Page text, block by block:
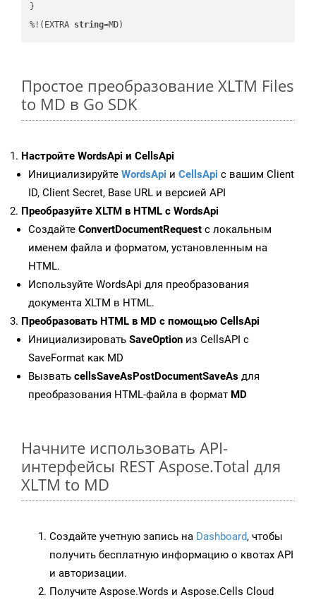
}
%!(EXTRA string=MD)
Простое преобразование XLTM Files
to MD в Go SDK
Настройте WordsApi и CellsApi
Инициализируйте WordsApi и CellsApi с вашим Client
ID, Client Secret, Base URL и версией API
Преобразуйте XLTM в HTML с WordsApi
Создайте ConvertDocumentRequest с локальным
именем файла и форматом, установленным на
HTML.
Используйте WordsApi для преобразования
документа XLTM в HTML.
Преобразовать HTML в MD с помощью CellsApi
Инициализировать SaveOption из CellsAPI с
SaveFormat как MD
Вызвать cellsSaveAsPostDocumentSaveAs для
преобразования HTML-файла в формат MD
Начните использовать API-
интерфейсы REST Aspose.Total для
XLTM to MD
Создайте учетную запись на Dashboard, чтобы
получить бесплатную информацию о квотах API
и авторизации.
Получите Aspose.Words и Aspose.Cells Cloud